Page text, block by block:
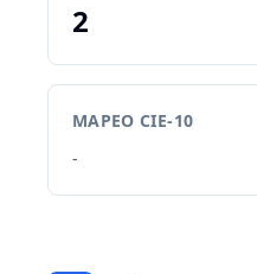
2
MAPEO CIE-10
-